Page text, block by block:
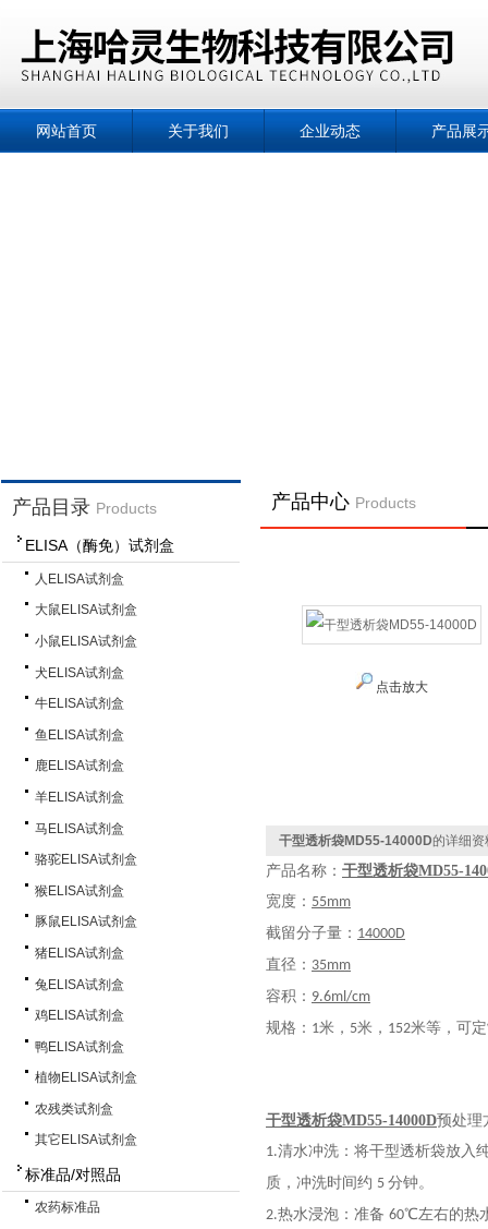
网站首页 关于我们 企业动态 产品展
产品目录 Products
ELISA（酶免）试剂盒
人ELISA试剂盒
大鼠ELISA试剂盒
小鼠ELISA试剂盒
犬ELISA试剂盒
牛ELISA试剂盒
鱼ELISA试剂盒
鹿ELISA试剂盒
羊ELISA试剂盒
马ELISA试剂盒
骆驼ELISA试剂盒
猴ELISA试剂盒
豚鼠ELISA试剂盒
猪ELISA试剂盒
兔ELISA试剂盒
鸡ELISA试剂盒
鸭ELISA试剂盒
植物ELISA试剂盒
农残类试剂盒
其它ELISA试剂盒
标准品/对照品
农药标准品
产品中心 Products
点击放大
干型透析袋MD55-14000D的详细资
产品名称： 干型透析袋MD55-
宽度： 55mm
截留分子量： 14000D
直径： 35mm
容积： 9.6ml/cm
规格： 1米， 5米， 152米等，可
干型透析袋MD55-14000D预处理
1.清水冲洗：将干型透析袋放入
质，冲洗时间约 5 分钟。
2.热水浸泡：准备 60℃左右的热